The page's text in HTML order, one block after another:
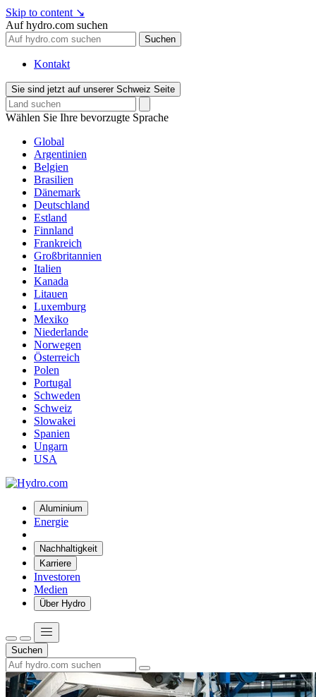
Skip to content ↘
Auf hydro.com suchen
Suchen
Kontakt
Sie sind jetzt auf unserer Schweiz Seite
Wählen Sie Ihre bevorzugte Sprache
Global
Argentinien
Belgien
Brasilien
Dänemark
Deutschland
Estland
Finnland
Frankreich
Großbritannien
Italien
Kanada
Litauen
Luxemburg
Mexiko
Niederlande
Norwegen
Österreich
Polen
Portugal
Schweden
Schweiz
Slowakei
Spanien
Ungarn
USA
Aluminium
Energie
Nachhaltigkeit
Karriere
Investoren
Medien
Über Hydro
Suchen